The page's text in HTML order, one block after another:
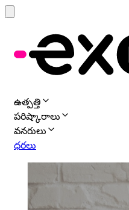
ఉత్పత్తి
పరిష్కారాలు
వనరులు
ధరలు